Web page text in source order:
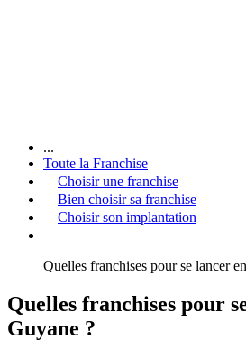
...
Toute la Franchise
Choisir une franchise
Bien choisir sa franchise
Choisir son implantation
Quelles franchises pour se lancer
Quelles franchises pour
Guyane ?